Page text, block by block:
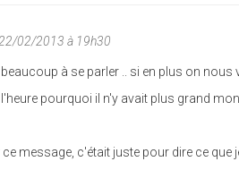
02/2013 à 19h30
à se parler .. si en plus on nous
pourquoi il n'y avait plus grand
message, c'était juste pour dire ce que